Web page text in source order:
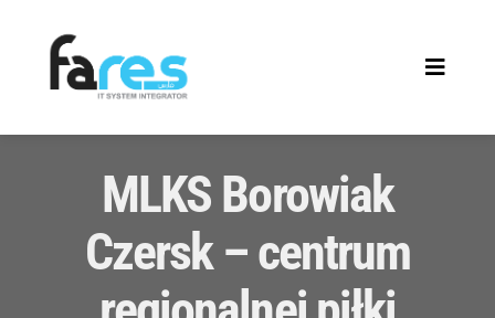
content
Toggle
Services
MLKS Borowiak
Czersk – centrum